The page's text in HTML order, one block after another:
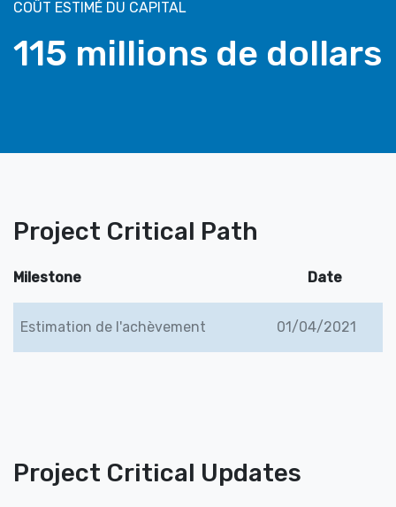
COÛT ESTIMÉ DU CAPITAL
115 millions de dollars
Project Critical Path
Milestone Date
Estimation de l'achèvement 01/04/2021
Project Critical Updates